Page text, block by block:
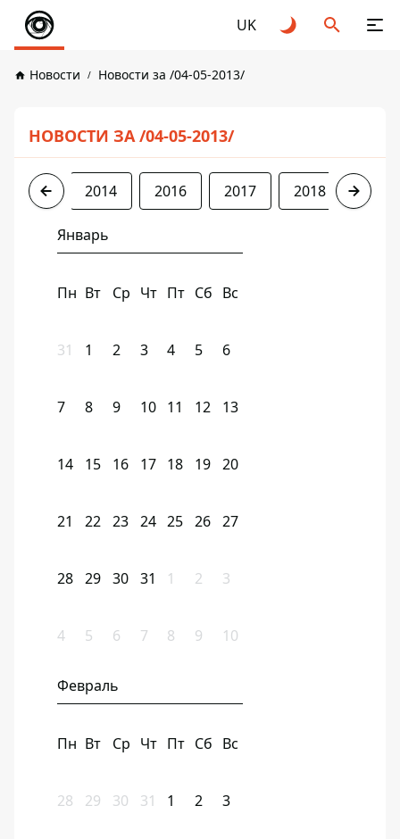
UK
Новости Новости за /04-05-2013/
НОВОСТИ ЗА /04-05-2013/
2013 2014 2016 2017 2018 2019
Январь
Пн Вт Ср Чт Пт Сб Вс
31 1 2 3 4 5 6
7 8 9 10 11 12 13
14 15 16 17 18 19 20
21 22 23 24 25 26 27
28 29 30 31 1 2 3
4 5 6 7 8 9 10
Февраль
Пн Вт Ср Чт Пт Сб Вс
28 29 30 31 1 2 3